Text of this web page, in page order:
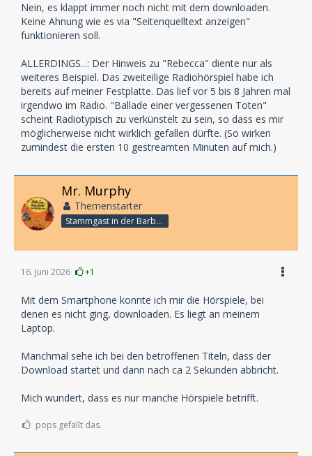
Nein, es klappt immer noch nicht mit dem downloaden.
Keine Ahnung wie es via "Seitenquelltext anzeigen"
funktionieren soll.
ALLERDINGS...: Der Hinweis zu "Rebecca" diente nur als
weiteres Beispiel. Das zweiteilige Radiohörspiel habe ich
bereits auf meiner Festplatte. Das lief vor 5 bis 8 Jahren mal
irgendwo im Radio. "Ballade einer vergessenen Toten"
scheint Radiotypisch zu verkünstelt zu sein, so dass es mir
möglicherweise nicht wirklich gefallen dürfte. (So wirken
zumindest die ersten 10 gestreamten Minuten auf mich.)
Mr. Murphy
Themenstarter
Stammgast in der Barbarabar
16. Juni 2026 +1
Mit dem Smartphone konnte ich mir die Hörspiele, bei
denen es nicht ging, downloaden. Es liegt an meinem
Laptop.
Manchmal sehe ich bei den betroffenen Titeln, dass der
Download startet und dann nach ca 2 Sekunden abbricht.
Mich wundert, dass es nur manche Hörspiele betrifft.
pops gefällt das.